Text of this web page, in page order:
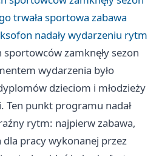
trwała sportowa zabawa
nadały wydarzeniu rytm
zamknęły sezon
wydarzenia było
dzieciom i młodzieży
Ten punkt programu nadał
rytm: najpierw zabawa,
pracy wykonanej przez